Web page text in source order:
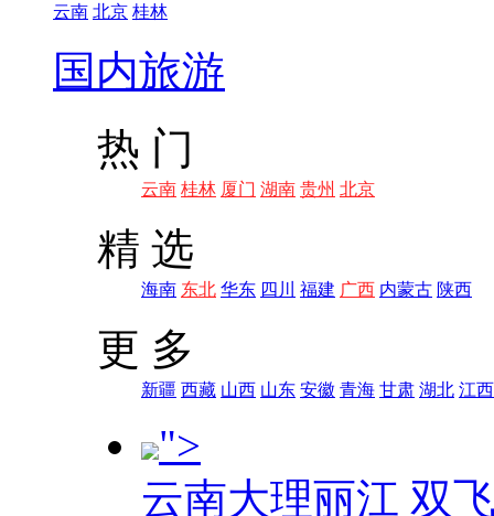
云南 北京 桂林
国内旅游
热 门
云南 桂林 厦门 湖南 贵州 北京
精 选
海南 东北 华东 四川 福建 广西 内蒙古 陕西
更 多
新疆 西藏 山西 山东 安徽 青海 甘肃 湖北 江西
">
云南大理丽江 双